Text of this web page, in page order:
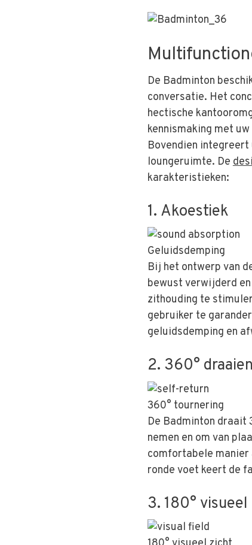
De Badminton
conversatie. Het
hectische
kennismaking met
Bovendien
loungeruimte. De
karakteristieken:
1. Akoestiek
Geluidsdemping
Bij het ontwerp van
bewust verwijderd
zithouding te
gebruiker te
geluidsdemping en
2. 360° draaien
360° tournering
De Badminton
nemen en om van
comfortabele manier
ronde voet keert de
3. 180°